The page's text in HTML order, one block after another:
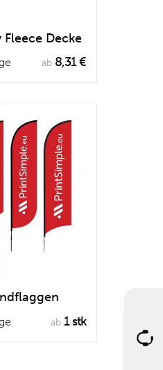
Fleece Decke
ab 8,31 €
ab 1 stk